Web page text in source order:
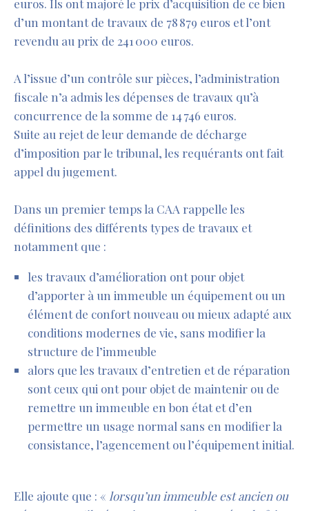
euros. Ils ont majoré le prix d’acquisition de ce bien
d’un montant de travaux de 78 879 euros et l’ont
revendu au prix de 241 000 euros.
A l’issue d’un contrôle sur pièces, l’administration
fiscale n’a admis les dépenses de travaux qu’à
concurrence de la somme de 14 746 euros.
Suite au rejet de leur demande de décharge
d’imposition par le tribunal, les requérants ont fait
appel du jugement.
Dans un premier temps la CAA rappelle les
définitions des différents types de travaux et
notamment que :
les travaux d’amélioration ont pour objet
d’apporter à un immeuble un équipement ou un
élément de confort nouveau ou mieux adapté aux
conditions modernes de vie, sans modifier la
structure de l’immeuble
alors que les travaux d’entretien et de réparation
sont ceux qui ont pour objet de maintenir ou de
remettre un immeuble en bon état et d’en
permettre un usage normal sans en modifier la
consistance, l’agencement ou l’équipement initial.
Elle ajoute que : « lorsqu’un immeuble est ancien ou